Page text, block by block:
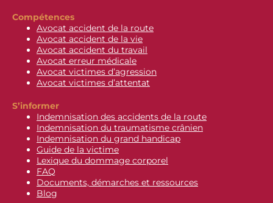
Compétences
Avocat accident de la route
Avocat accident de la vie
Avocat accident du travail
Avocat erreur médicale
Avocat victimes d’agression
Avocat victimes d’attentat
S’informer
Indemnisation des accidents de la route
Indemnisation du traumatisme crânien
Indemnisation du grand handicap
Guide de la victime
Lexique du dommage corporel
FAQ
Documents, démarches et ressources
Blog